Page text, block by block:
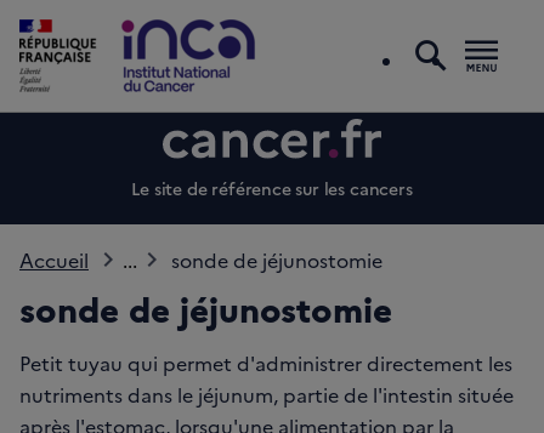
Le site de référence sur les cancers
Accueil ... sonde de jéjunostomie
sonde de jéjunostomie
Petit tuyau qui permet d'administrer directement les
nutriments dans le jéjunum, partie de l'intestin située
après l'estomac, lorsqu'une alimentation par la